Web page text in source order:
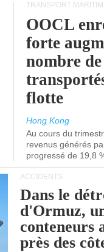
TRANSPORT
OOCL
forte
nombre
flotte
Hong Kong
Au cours du
revenus générés
progressé de 19,8
ACCIDENTS
Dans le
d'Ormuz,
conteneurs
près des